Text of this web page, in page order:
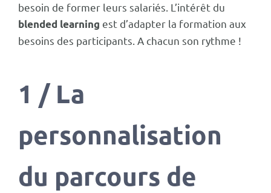
besoin de former leurs salariés. L’intérêt du
blended learning est d’adapter la formation aux
besoins des participants. A chacun son rythme !
1 / La
personnalisation
du parcours de